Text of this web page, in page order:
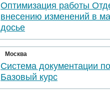
Оптимизация работы
внесению изменений в
досье
Москва
Система документации
Базовый курс